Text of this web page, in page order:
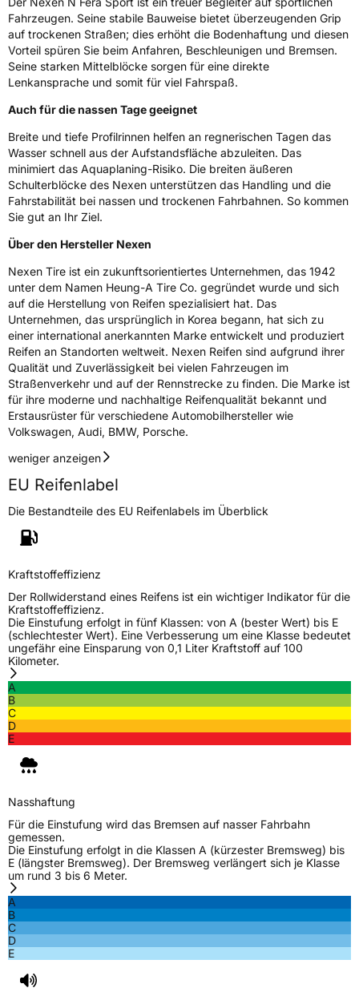
Rollgeräusch (Klasse) B
Rollgeräusch (dB)72
FahrzeugklasseC1
3PMSF / Schneeflockensymbol / Alpine-Symbol
EisgripNein
EPREL ID2422472
Allgemeine Produktsicherheit (GPSR)
HerstellerkontaktNEXEN TIRE EUROPE s.r.o., Lise-Meitner-
Strasse 1 65779 Kelkheim Deutschland,
marketing.nte@nexentire.com
Fahrzeugen. Seine stabile Bauweise bietet überzeugenden Grip
auf trockenen Straßen; dies erhöht die Bodenhaftung und diesen
Vorteil spüren Sie beim Anfahren, Beschleunigen und Bremsen.
Seine starken Mittelblöcke sorgen für eine direkte
Lenkansprache und somit für viel Fahrspaß.
Auch für die nassen Tage geeignet
Breite und tiefe Profilrinnen helfen an regnerischen Tagen das
Wasser schnell aus der Aufstandsfläche abzuleiten. Das
minimiert das Aquaplaning-Risiko. Die breiten äußeren
Schulterblöcke des Nexen unterstützen das Handling und die
Fahrstabilität bei nassen und trockenen Fahrbahnen. So kommen
Sie gut an Ihr Ziel.
Über den Hersteller Nexen
Nexen Tire ist ein zukunftsorientiertes Unternehmen, das 1942
unter dem Namen Heung-A Tire Co. gegründet wurde und sich
auf die Herstellung von Reifen spezialisiert hat. Das
Unternehmen, das ursprünglich in Korea begann, hat sich zu
einer international anerkannten Marke entwickelt und produziert
Reifen an Standorten weltweit. Nexen Reifen sind aufgrund ihrer
Qualität und Zuverlässigkeit bei vielen Fahrzeugen im
Straßenverkehr und auf der Rennstrecke zu finden. Die Marke ist
für ihre moderne und nachhaltige Reifenqualität bekannt und
Erstausrüster für verschiedene Automobilhersteller wie
Volkswagen, Audi, BMW, Porsche.
weniger anzeigen
EU Reifenlabel
Die Bestandteile des EU Reifenlabels im Überblick
Kraftstoffeffizienz
Der Rollwiderstand eines Reifens ist ein wichtiger Indikator für die
Kraftstoffeffizienz.
Die Einstufung erfolgt in fünf Klassen: von A (bester Wert) bis E
(schlechtester Wert). Eine Verbesserung um eine Klasse bedeutet
ungefähr eine Einsparung von 0,1 Liter Kraftstoff auf 100
Kilometer.
A
B
C
D
E
Nasshaftung
Für die Einstufung wird das Bremsen auf nasser Fahrbahn
gemessen.
Die Einstufung erfolgt in die Klassen A (kürzester Bremsweg) bis
E (längster Bremsweg). Der Bremsweg verlängert sich je Klasse
um rund 3 bis 6 Meter.
A
B
C
D
E